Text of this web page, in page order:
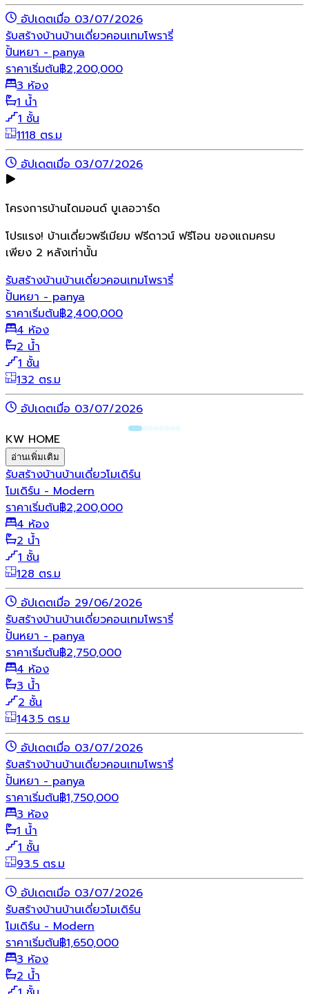
อัปเดตเมื่อ 03/07/2026
รับสร้างบ้านบ้านเดี่ยวคอนเทมโพรารี่
ปั้นหยา - panya
ราคาเริ่มต้น฿2,200,000
3 ห้อง
1 น้ำ
1 ชั้น
1118 ตร.ม
อัปเดตเมื่อ 03/07/2026
โครงการบ้านไดมอนด์ บูเลอวาร์ด
โปรแรง! บ้านเดี่ยวพรีเมียม ฟรีดาวน์ ฟรีโอน ของแถมครบ
เพียง 2 หลังเท่านั้น
รับสร้างบ้านบ้านเดี่ยวคอนเทมโพรารี่
ปั้นหยา - panya
ราคาเริ่มต้น฿2,400,000
4 ห้อง
2 น้ำ
1 ชั้น
132 ตร.ม
อัปเดตเมื่อ 03/07/2026
KW HOME
อ่านเพิ่มเติม
รับสร้างบ้านบ้านเดี่ยวโมเดิร์น
โมเดิร์น - Modern
ราคาเริ่มต้น฿2,200,000
4 ห้อง
2 น้ำ
1 ชั้น
128 ตร.ม
อัปเดตเมื่อ 29/06/2026
รับสร้างบ้านบ้านเดี่ยวคอนเทมโพรารี่
ปั้นหยา - panya
ราคาเริ่มต้น฿2,750,000
4 ห้อง
3 น้ำ
2 ชั้น
143.5 ตร.ม
อัปเดตเมื่อ 03/07/2026
รับสร้างบ้านบ้านเดี่ยวคอนเทมโพรารี่
ปั้นหยา - panya
ราคาเริ่มต้น฿1,750,000
3 ห้อง
1 น้ำ
1 ชั้น
93.5 ตร.ม
อัปเดตเมื่อ 03/07/2026
รับสร้างบ้านบ้านเดี่ยวโมเดิร์น
โมเดิร์น - Modern
ราคาเริ่มต้น฿1,650,000
3 ห้อง
2 น้ำ